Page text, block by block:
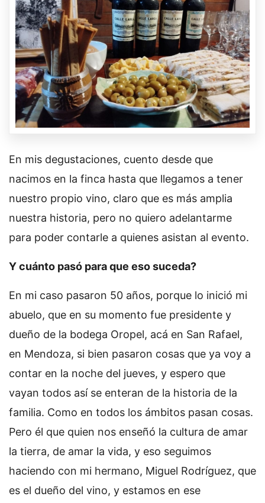
En mis degustaciones, cuento desde que
nacimos en la finca hasta que llegamos a tener
nuestro propio vino, claro que es más amplia
nuestra historia, pero no quiero adelantarme
para poder contarle a quienes asistan al evento.
Y cuánto pasó para que eso suceda?
En mi caso pasaron 50 años, porque lo inició mi
abuelo, que en su momento fue presidente y
dueño de la bodega Oropel, acá en San Rafael,
en Mendoza, si bien pasaron cosas que ya voy a
contar en la noche del jueves, y espero que
vayan todos así se enteran de la historia de la
familia. Como en todos los ámbitos pasan cosas.
Pero él que quien nos enseñó la cultura de amar
la tierra, de amar la vida, y eso seguimos
haciendo con mi hermano, Miguel Rodríguez, que
es el dueño del vino, y estamos en ese